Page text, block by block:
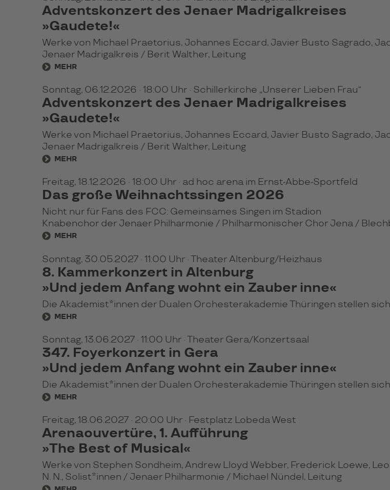
Adventskonzert des Jenaer Madrigalkreises
»Gaudete!«
Werke von Michael Praetorius, Johannes Eccard, Javier Busto Sagrado,
Jenaer Madrigalkreis / Berit Walther, Leitung
MEHR
Sonntag, 06.12.2026 · 18:00 Uhr · Schillerkirche „Unserer Lieben Frau“
Adventskonzert des Jenaer Madrigalkreises
»Gaudete!«
Werke von Michael Praetorius, Johannes Eccard, Javier Busto Sagrado,
Jenaer Madrigalkreis / Berit Walther, Leitung
MEHR
Freitag, 18.12.2026 · 18:00 Uhr · ad hoc arena im Ernst-Abbe-Sportfeld
Das große Weihnachtssingen 2026
Nicht nur für Fans des FCC: Gemeinsames Singen im Stadion
Knabenchor der Jenaer Philharmonie / Philharmonischer Chor Jena /
MEHR
Sonntag, 30.05.2027 · 11:00 Uhr · Theater Altenburg/Heizhaus
8. Kammerkonzert in Altenburg
»Und jedem Anfang wohnt ein Zauber inne«
Die Akademist*innen der Dualen Orchesterakademie Thüringen stellen sich
MEHR
Sonntag, 13.06.2027 · 11:00 Uhr · Theater Gera/Konzertsaal
347. Foyerkonzert in Gera
»Und jedem Anfang wohnt ein Zauber inne«
Die Akademist*innen der Dualen Orchesterakademie Thüringen stellen sich
MEHR
Freitag, 18.06.2027 · 20:00 Uhr · Festplatz Lobeda West
Arenaouvertüre, 1. Aufführung
»The Best of Musical«
Werke von Stephen Sondheim, Andrew Lloyd Webber, Frederick Loewe,
N. N., Solist*innen / Jenaer Philharmonie / Michael Nündel, Leitung